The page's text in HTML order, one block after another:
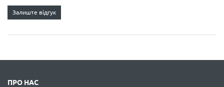
Залиште відгук
ПРО НАС